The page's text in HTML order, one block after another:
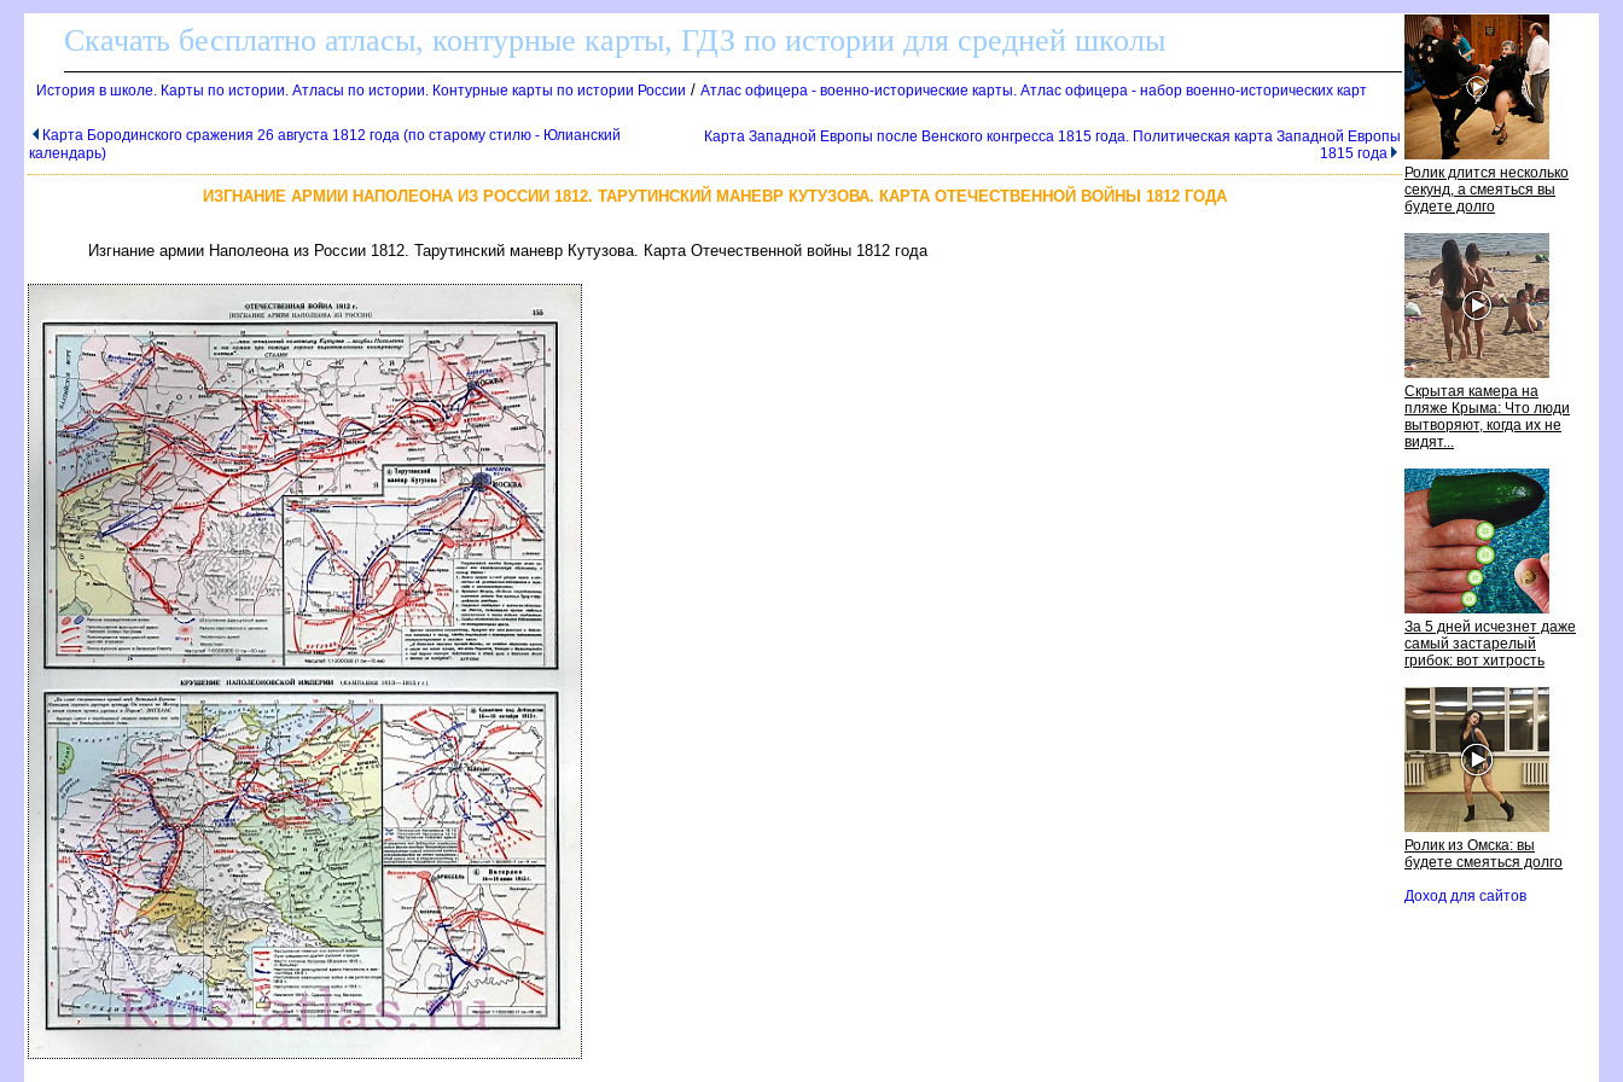
Ролик длится несколько
секунд, а смеяться вы
будете долго
Скрытая камера на
пляже Крыма: Что люди
вытворяют, когда их не
видят...
За 5 дней исчезнет даже
самый застарелый
грибок: вот хитрость
Ролик из Омска: вы
будете смеяться долго
Доход для сайтов
Скачать бесплатно атласы, контурные карты, ГДЗ по истории для средней школы
История в школе. Карты по истории. Атласы по истории. Контурные карты по истории России / Атлас офицера - военно-исторические карты. Атлас офицера - набор военно-исторических карт
Карта Бородинского сражения 26 августа 1812 года (по старому стилю - Юлианский
календарь)
Карта Западной Европы после Венского конгресса 1815 года. Политическая карта Западной Европы
1815 года
ИЗГНАНИЕ АРМИИ НАПОЛЕОНА ИЗ РОССИИ 1812. ТАРУТИНСКИЙ МАНЕВР КУТУЗОВА. КАРТА ОТЕЧЕСТВЕННОЙ ВОЙНЫ 1812 ГОДА
Изгнание армии Наполеона из России 1812. Тарутинский маневр Кутузова. Карта Отечественной войны 1812 года